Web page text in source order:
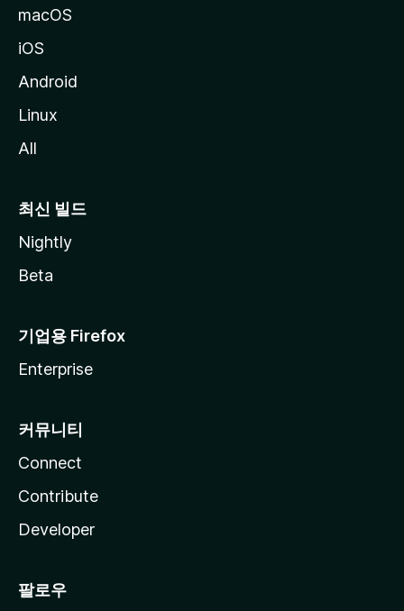
macOS
iOS
Android
Linux
All
최신 빌드
Nightly
Beta
기업용 Firefox
Enterprise
커뮤니티
Connect
Contribute
Developer
팔로우